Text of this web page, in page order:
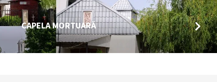
CAPELA MORTUARĂ